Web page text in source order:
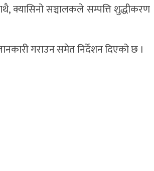
क्यासिनो सञ्चालकले सम्पत्ति शुद्धीकरण
गराउन समेत निर्देशन दिएको छ ।